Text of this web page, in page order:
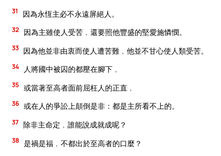
31 因為永恆主必不永遠屏絕人。
32 因為主雖使人受苦﹐還要照他豐盛的堅愛施憐憫。
33 因為他並非由衷而使人遭苦難﹐他並不甘心使人類受苦。
34 人將國中被囚的都壓在腳下﹐
35 或當著至高者面前屈枉人的正直﹐
36 或在人的爭訟上顛倒是非：都是主所看不上的。
37 除非主命定﹐誰能說成就成呢？
38 是禍是福﹐不都出於至高者的口麼？